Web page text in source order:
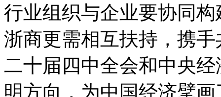
行业组织与企业要协同
浙商更需相互扶持，携
二十届四中全会和中央
明方向，为中国经济擘